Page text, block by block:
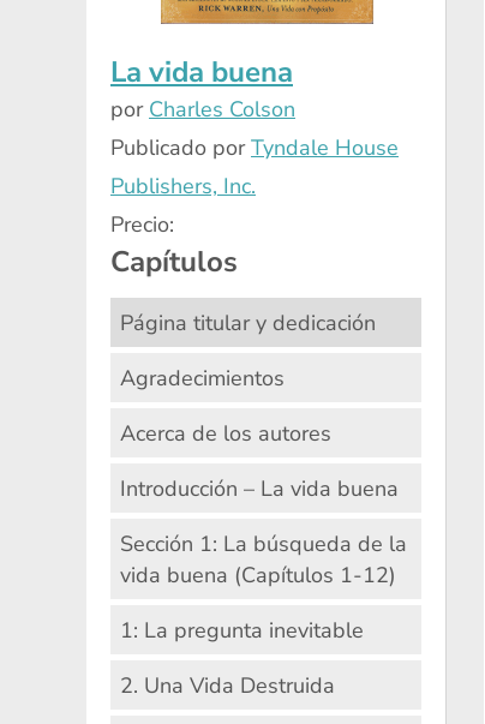
La vida buena
por Charles Colson
Publicado porTyndale House
Publishers, Inc.
Precio:
Capítulos
Página titular y dedicación
Agradecimientos
Acerca de los autores
Introducción – La vida buena
Sección 1: La búsqueda de la
vida buena (Capítulos 1-12)
1: La pregunta inevitable
2. Una Vida Destruida